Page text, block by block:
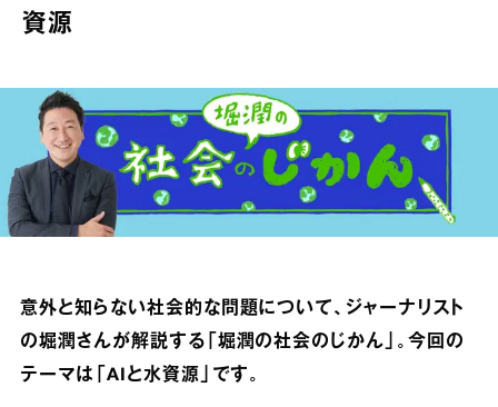
資源
意外と知らない社会的な問題について、ジャーナリスト
の堀潤さんが解説する「堀潤の社会のじかん」。今回の
テーマは「AIと水資源」です。